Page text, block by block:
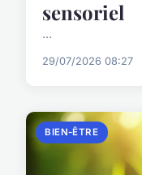
sensoriel
...
29/07/2026 08:27
BIEN-ÊTRE